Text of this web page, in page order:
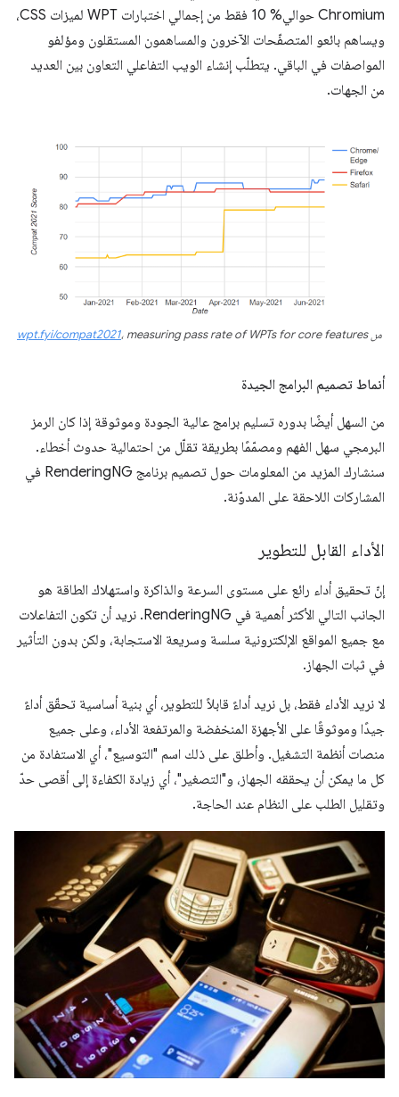
Chromium حوالي% 10 فقط من إجمالي اختبارات WPT لميزات CSS،
ويساهم بائعو المتصفّحات الآخرون والمساهمون المستقلون ومؤلفو
المواصفات في الباقي. يتطلّب إنشاء الويب التفاعلي التعاون بين العديد
من الجهات.
من wpt.fyi/compat2021، measuring pass rate of WPTs for core features
أنماط تصميم البرامج الجيدة
من السهل أيضًا بدوره تسليم برامج عالية الجودة وموثوقة إذا كان الرمز
البرمجي سهل الفهم ومصمّمًا بطريقة تقلّل من احتمالية حدوث أخطاء.
سنشارك المزيد من المعلومات حول تصميم برنامج RenderingNG في
المشاركات اللاحقة على المدوّنة.
الأداء القابل للتطوير
إنّ تحقيق أداء رائع على مستوى السرعة والذاكرة واستهلاك الطاقة هو
الجانب التالي الأكثر أهمية في RenderingNG. نريد أن تكون التفاعلات
مع جميع المواقع الإلكترونية سلسة وسريعة الاستجابة، ولكن بدون التأثير
في ثبات الجهاز.
لا نريد الأداء فقط، بل نريد أداءً قابلاً للتطوير، أي بنية أساسية تحقّق أداءً
جيدًا وموثوقًا على الأجهزة المنخفضة والمرتفعة الأداء، وعلى جميع
منصات أنظمة التشغيل. وأطلق على ذلك اسم "التوسيع"، أي الاستفادة من
كل ما يمكن أن يحققه الجهاز، و"التصغير"، أي زيادة الكفاءة إلى أقصى حدّ
وتقليل الطلب على النظام عند الحاجة.